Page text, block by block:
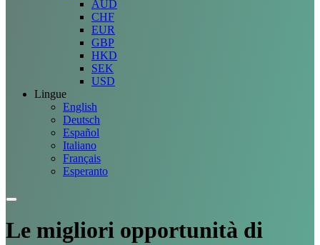
AUD
CHF
EUR
GBP
HKD
SEK
USD
Lingue
English
Deutsch
Español
Italiano
Français
Esperanto
Le migliori opportunità di